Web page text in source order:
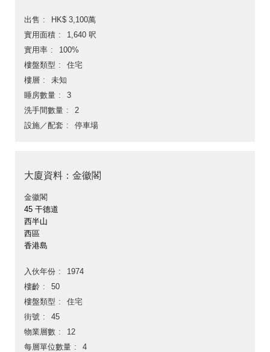
出售
HK$ 3,100萬
實用面積
1,640 呎
實用率
100%
樓盤類型
住宅
樓層
未知
睡房數量
3
洗手間數量
2
設施／配套
停車場
大廈資料：金徽閣
金徽閣
45 干德道
西半山
西區
香港島
入伙年份
1974
樓齡
50
樓盤類型
住宅
街號
45
物業層數
12
每層單位數量
4